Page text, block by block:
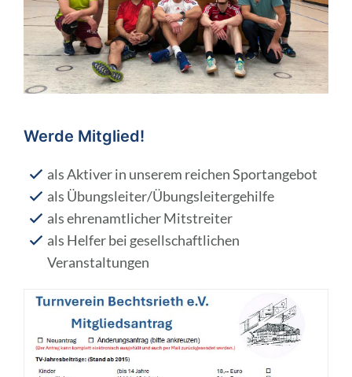
Werde Mitglied!
als Aktiver in unserem reichen Sportangebot
als Übungsleiter/Übungsleitergehilfe
als ehrenamtlicher Mitstreiter
als Helfer bei gesellschaftlichen
Veranstaltungen